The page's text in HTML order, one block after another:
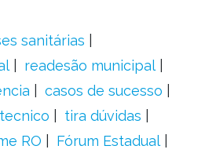
sanitárias
readesão municipal
casos de sucesso
tira dúvidas
RO
Fórum Estadual